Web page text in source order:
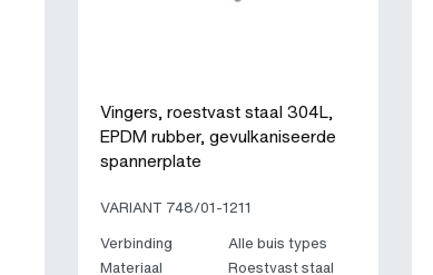
Vingers, roestvast staal 304L,
EPDM rubber, gevulkaniseerde
spannerplate
VARIANT 748/01-1211
Verbinding
Alle buis types
Materiaal
Roestvast staal